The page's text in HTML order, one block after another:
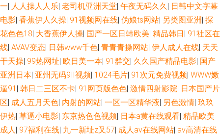
人干人人操人妻 福利久久老司机 欧美色图3 超碰在线37 操人妻11234 超碰
人人看系列 深夜影院日本a 老湿机午夜 91在线视频免费 97骚资源
一| 人人操人人乐| 老司机亚洲天堂| 午夜无码久久| 日韩中文字幕
电影| 香蕉伊人久操| 91视频网在线| 伪娘ts网站| 另类图亚洲 | 探
花色色18| 大香蕉伊人操| 国产一区日韩欧美| 精品韩日| 91社区在
线| AVAV变态| 日韩www千色| 青青青操网站| 伊人成人在线| 天天
干天操| 99热网址| 欧日美一本| 91群交| 久久国产精品电影| 国产
亚洲日本| 亚州无码9Ⅱ视频| 1024毛片| 91次元免费视频| WWW嫩
逼91 | 韩日二三区不卡| 91网页版色色| 激情四射影院| 日本国产片
区| 成人五月天色| 内射的网站| 一区一区精华液| 另色激情| 玖玖
伊热| 草逼小电影| 东京热色色视频| 日本a黄在线观看| 精品欧美
成人| 97福利在线| 九一新址z叉57| 成人av在线网站| av高清在线